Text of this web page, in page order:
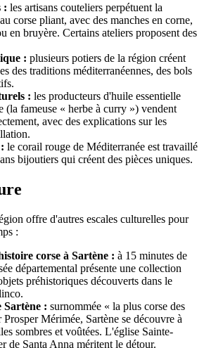
: les artisans couteliers perpétuent la
corse pliant, avec des manches en corne,
en bruyère. Certains ateliers proposent des
: plusieurs potiers de la région créent
des traditions méditerranéennes, des bols
: les producteurs d'huile essentielle
(la fameuse « herbe à curry ») vendent
avec des explications sur les
le corail rouge de Méditerranée est travaillé
bijoutiers qui créent des pièces uniques.
offre d'autres escales culturelles pour
:
corse à Sartène : à 15 minutes de
départemental présente une collection
préhistoriques découverts dans le
Sartène : surnommée « la plus corse des
Mérimée, Sartène se découvre à
sombres et voûtées. L'église Sainte-
de Santa Anna méritent le détour.